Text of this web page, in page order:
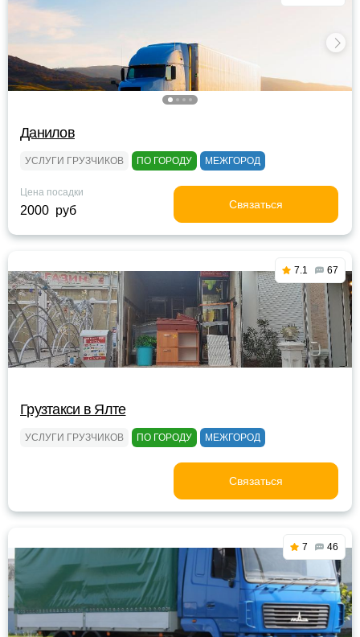
Данилов
УСЛУГИ ГРУЗЧИКОВ ПО ГОРОДУ МЕЖГОРОД
Цена посадки
2000 руб Связаться
7.1 67
Грузтакси в Ялте
УСЛУГИ ГРУЗЧИКОВ ПО ГОРОДУ МЕЖГОРОД
Связаться
7 46